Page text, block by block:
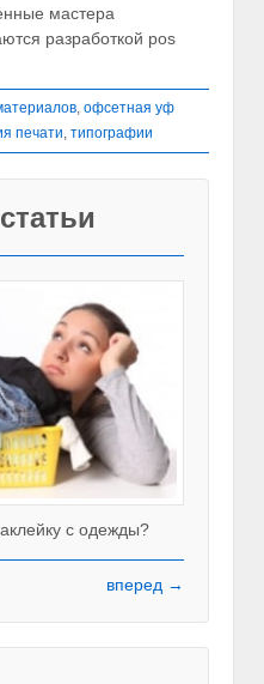
мастера
разработкой pos
, офсетная уф
печати, типографии
с одежды?
вперед →